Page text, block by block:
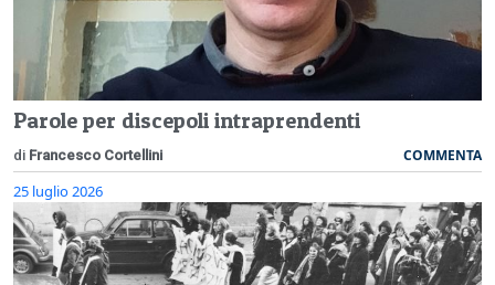
Parole per discepoli intraprendenti
di Francesco Cortellini COMMENTA
25 luglio 2026